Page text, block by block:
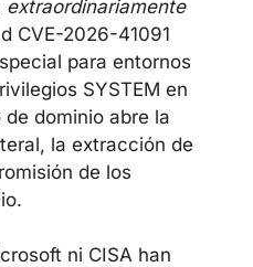
solución antivirus
los sistemas
lo que convierte la
en
. La vulnerabilidad
una amenaza
obtener
la puerta al